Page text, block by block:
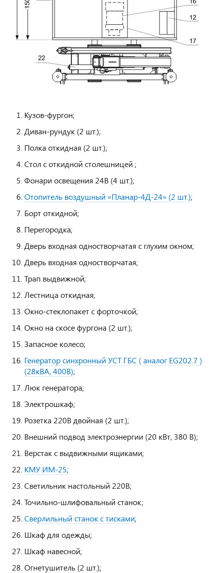
Кузов-фургон;
Диван-рундук (2 шт.);
Полка откидная (2 шт.);
Стол с откидной столешницей ;
Фонари освещения 24В (4 шт.);
Отопитель воздушный «Планар-4Д-24» (2 шт.);
Борт откидной;
Перегородка;
Дверь входная одностворчатая с глухим окном;
Дверь входная одностворчатая;
Трап выдвижной;
Лестница откидная;
Окно-стеклопакет с форточкой;
Окно на скосе фургона (2 шт.);
Запасное колесо;
Генератор синхронный УСТ ГБС ( аналог EG202.7 )
(28кВА, 400В);
Люк генератора;
Электрошкаф;
Розетка 220В двойная (2 шт.);
Внешний подвод электроэнергии (20 кВт, 380 В);
Верстак с выдвижными ящиками;
КМУ ИМ-25;
Светильник настольный 220В;
Точильно-шлифовальный станок;
Сверлильный станок с тисками;
Шкаф для одежды;
Шкаф навесной;
Огнетушитель (2 шт.);